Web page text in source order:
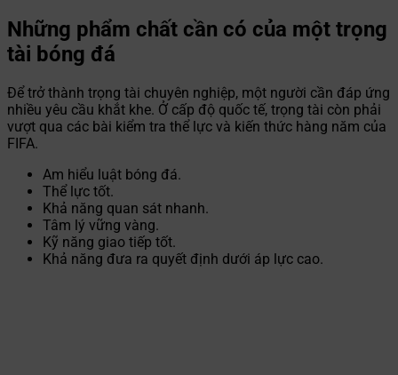
Những phẩm chất cần có của một trọng
tài bóng đá
Để trở thành trọng tài chuyên nghiệp, một người cần đáp ứng
nhiều yêu cầu khắt khe. Ở cấp độ quốc tế, trọng tài còn phải
vượt qua các bài kiểm tra thể lực và kiến thức hàng năm của
FIFA.
Am hiểu luật bóng đá.
Thể lực tốt.
Khả năng quan sát nhanh.
Tâm lý vững vàng.
Kỹ năng giao tiếp tốt.
Khả năng đưa ra quyết định dưới áp lực cao.